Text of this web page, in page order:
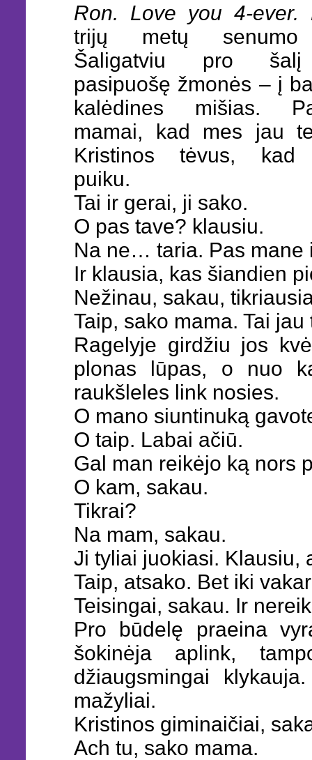
Ron. Love you 4-ever.
trijų metų senumo
Šaligatviu pro
pasipuošę žmonės – į
kalėdines mišias.
mamai, kad mes jau
Kristinos tėvus, kad
puiku.
Tai ir gerai, ji sako.
O pas tave? klausiu.
Na ne… taria. Pas mane
Ir klausia, kas šiandien
Nežinau, sakau,
Taip, sako mama. Tai jau
Ragelyje girdžiu jos
plonas lūpas, o nuo
raukšleles link nosies.
O mano siuntinuką
O taip. Labai ačiū.
Gal man reikėjo ką nors
O kam, sakau.
Tikrai?
Na mam, sakau.
Ji tyliai juokiasi. Klausiu,
Taip, atsako. Bet iki
Teisingai, sakau. Ir
Pro būdelę praeina
šokinėja aplink,
džiaugsmingai
mažyliai.
Kristinos giminaičiai,
Ach tu, sako mama.